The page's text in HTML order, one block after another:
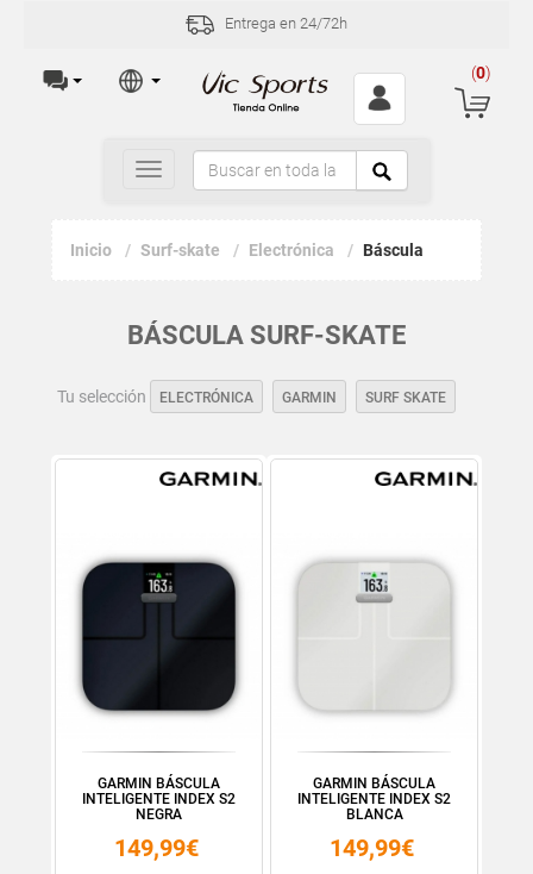
Entrega en 24/72h
(0)
Toggle
navigation
Inicio Surf-skate Electrónica Báscula
BÁSCULA SURF-SKATE
Tu selección ELECTRÓNICA GARMIN SURF SKATE
GARMIN BÁSCULA
INTELIGENTE INDEX S2
NEGRA
149,99€
GARMIN BÁSCULA
INTELIGENTE INDEX S2
BLANCA
149,99€